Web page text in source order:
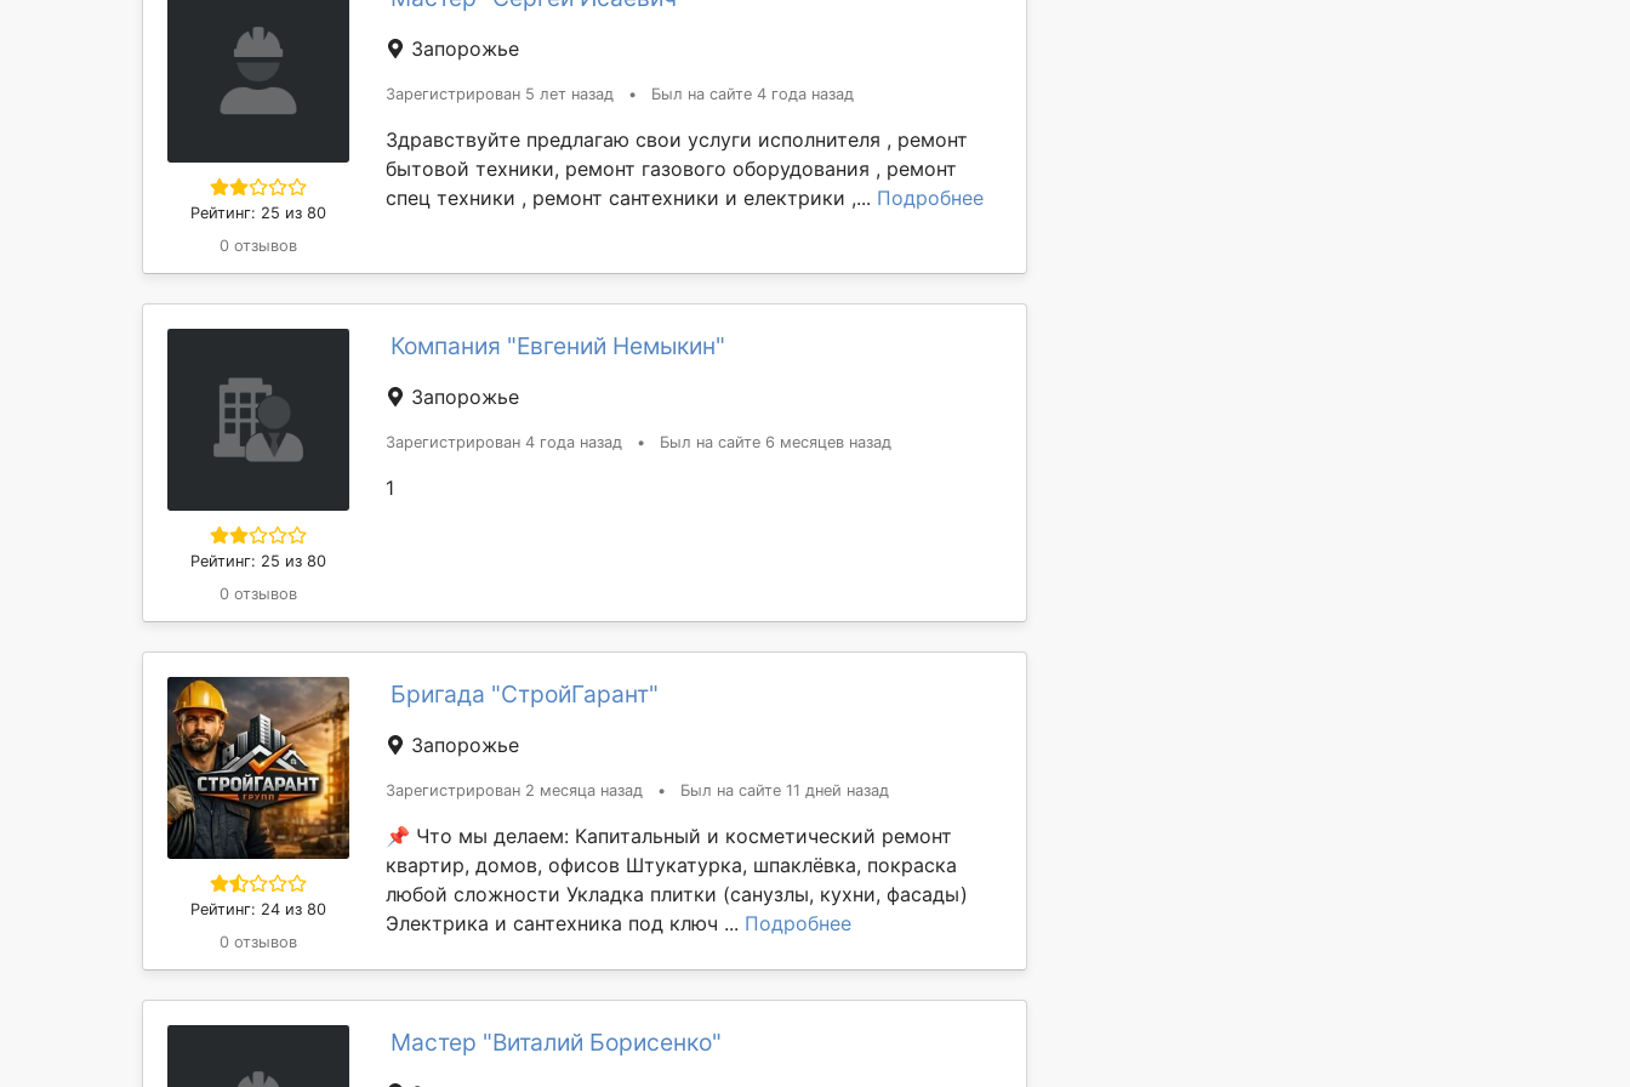
Рейтинг: 25 из 80
0 отзывов
Запорожье
Зарегистрирован 5 лет назад • Был на сайте 4 года назад
Здравствуйте предлагаю свои услуги исполнителя , ремонт
бытовой техники, ремонт газового оборудования , ремонт
спец техники , ремонт сантехники и електрики ,... Подробнее
Рейтинг: 25 из 80
0 отзывов
Компания "Евгений Немыкин"
Запорожье
Зарегистрирован 4 года назад • Был на сайте 6 месяцев назад
1
Рейтинг: 24 из 80
0 отзывов
Бригада "СтройГарант"
Запорожье
Зарегистрирован 2 месяца назад • Был на сайте 11 дней назад
📌 Что мы делаем: Капитальный и косметический ремонт
квартир, домов, офисов Штукатурка, шпаклёвка, покраска
любой сложности Укладка плитки (санузлы, кухни, фасады)
Электрика и сантехника под ключ ... Подробнее
Мастер "Виталий Борисенко"